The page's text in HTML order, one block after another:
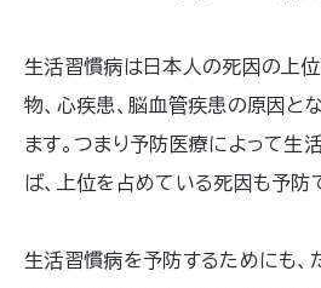
生活習慣病は日本人の死因の上
物、心疾患、脳血管疾患の原因と
ます。つまり予防医療によって生
ば、上位を占めている死因も予防
生活習慣病を予防するためにも、